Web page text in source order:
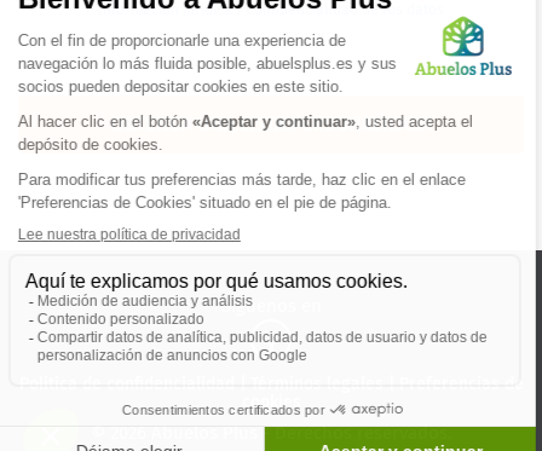
Información jurídica|Confidencialidad de los datos
OBTENGA UNA LISTA PERSONALIZADA
Síguenos en
cookies
© 2026 Abuelos Plus - Derechos reservados.